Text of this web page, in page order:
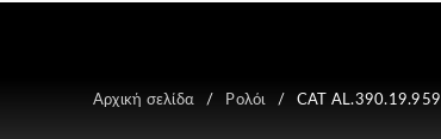
Αρχική σελίδα / Ρολόι / CAT AL.390.19.959